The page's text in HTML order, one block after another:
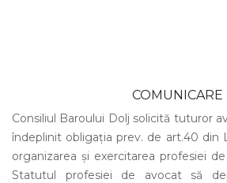
COMUNICARE
Consiliul Baroului Dolj solicită tuturor
îndeplinit obligaţia prev. de art.40 din
organizarea şi exercitarea profesiei
Statutul profesiei de avocat să